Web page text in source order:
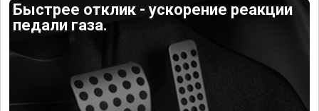
Быстрее отклик - ускорение реакции
педали газа.